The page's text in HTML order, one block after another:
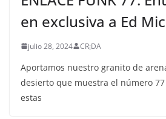
en exclusiva a Ed
julio 28, 2024 CR¡DA
Aportamos nuestro granito de
desierto que muestra el número 77
estas